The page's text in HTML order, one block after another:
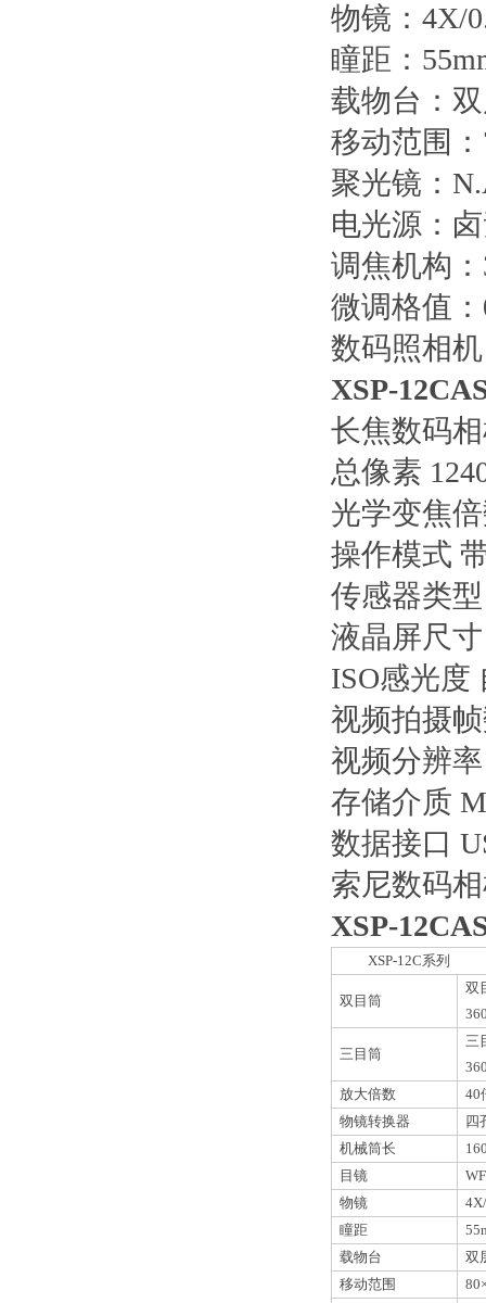
物镜：4X/
瞳距：
载物台：
移动范围
聚光镜：
电光源：
调焦机构
微调格值：
数码照相
XSP-
长焦数码
总像素
光学变焦
操作模式
传感器类
液晶屏尺
ISO感光度
视频拍摄
视频分辨率
存储介质
数据接口
索尼数码
XSP-
XSP-12C系列
双目筒
双
三目筒
三
放大倍数
40
物镜转换器
四
机械筒长
目镜
物镜
瞳距
载物台
双
移动范围
80